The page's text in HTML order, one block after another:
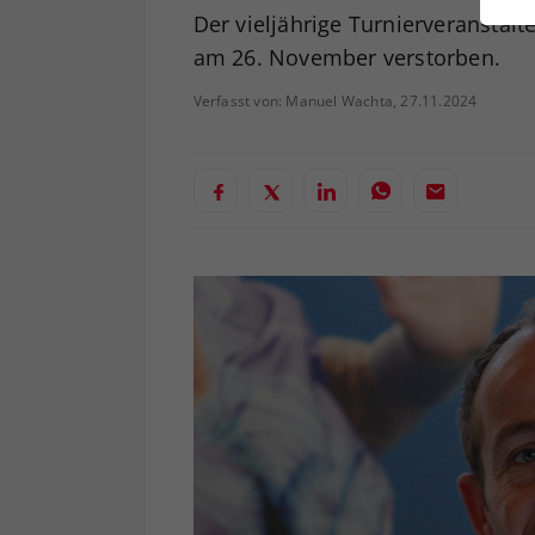
Der vieljährige
am 26. November verstorben.
Verfasst von: Manuel Wachta, 27.11.2024